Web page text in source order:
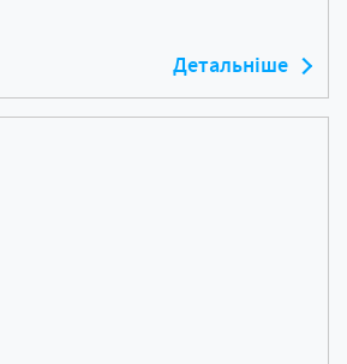
Детальніше